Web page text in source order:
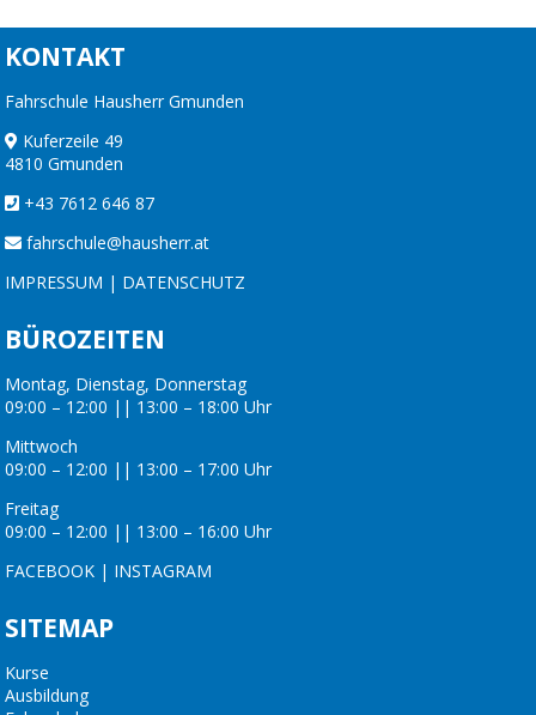
KONTAKT
Fahrschule Hausherr Gmunden
Kuferzeile 49
4810 Gmunden
+43 7612 646 87
fahrschule@hausherr.at
IMPRESSUM | DATENSCHUTZ
BÜROZEITEN
Montag, Dienstag, Donnerstag
09:00 – 12:00 || 13:00 – 18:00 Uhr
Mittwoch
09:00 – 12:00 || 13:00 – 17:00 Uhr
Freitag
09:00 – 12:00 || 13:00 – 16:00 Uhr
FACEBOOK | INSTAGRAM
SITEMAP
Kurse
Ausbildung